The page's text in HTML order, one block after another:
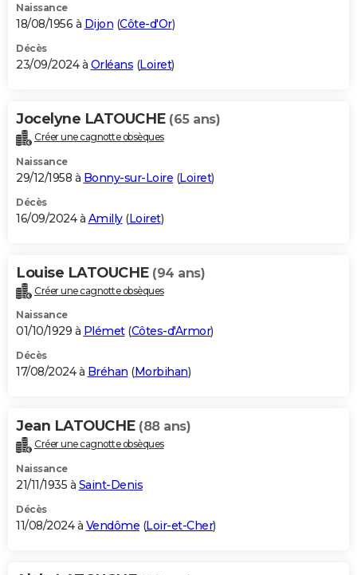
Naissance
18/08/1956 à Dijon (Côte-d'Or)
Décès
23/09/2024 à Orléans (Loiret)
Jocelyne LATOUCHE (65 ans)
Créer une cagnotte obsèques
Naissance
29/12/1958 à Bonny-sur-Loire (Loiret)
Décès
16/09/2024 à Amilly(Loiret)
Louise LATOUCHE (94 ans)
Créer une cagnotte obsèques
Naissance
01/10/1929 à Plémet(Côtes-d'Armor)
Décès
17/08/2024 à Bréhan (Morbihan)
Jean LATOUCHE (88 ans)
Créer une cagnotte obsèques
Naissance
21/11/1935 à Saint-Denis
Décès
11/08/2024 à Vendôme (Loir-et-Cher)